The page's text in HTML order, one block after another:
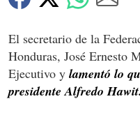
El secretario de la
Honduras, José Ernesto
Ejecutivo y lamentó lo
presidente Alfredo Hawit.